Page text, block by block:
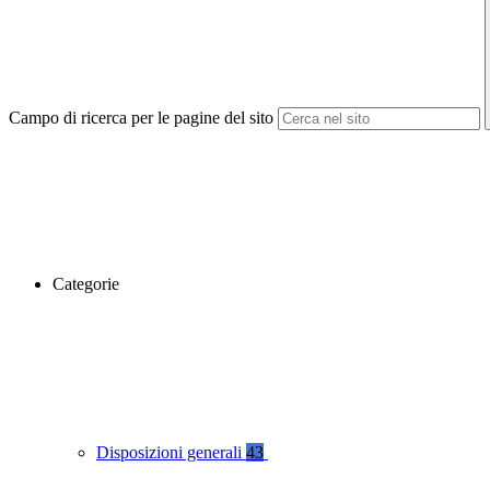
Campo di ricerca per le pagine del sito
Categorie
Disposizioni generali 43